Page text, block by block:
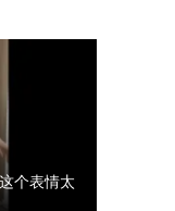
个表情太